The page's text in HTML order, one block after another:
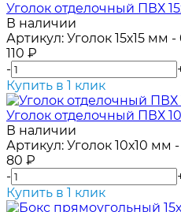
Уголок отделочный ПВХ
В наличии
Артикул: Уголок 15х15 мм
110 ₽
-
Купить в 1 клик
Уголок отделочный ПВХ
В наличии
Артикул: Уголок 10х10 мм
80 ₽
-
Купить в 1 клик